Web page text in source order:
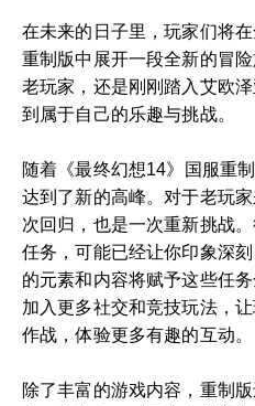
在未来的日子里，玩家们将
重制版中展开一段全新的冒
老玩家，还是刚刚踏入艾欧
到属于自己的乐趣与挑战。
随着《最终幻想14》国服重
达到了新的高峰。对于老玩
次回归，也是一次重新挑战
任务，可能已经让你印象深
的元素和内容将赋予这些任
加入更多社交和竞技玩法，
作战，体验更多有趣的互动。
除了丰富的游戏内容，重制